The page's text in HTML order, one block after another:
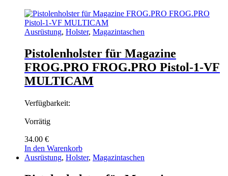
Ausrüstung, Holster, Magazintaschen
Pistolenholster für Magazine
FROG.PRO FROG.PRO Pistol-1-VF
MULTICAM
Verfügbarkeit:
Vorrätig
34.00 €
In den Warenkorb
Ausrüstung, Holster, Magazintaschen